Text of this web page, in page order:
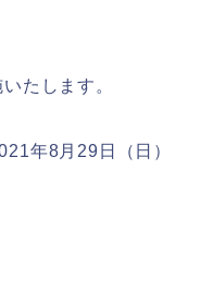
たします。
年8月29日（日）